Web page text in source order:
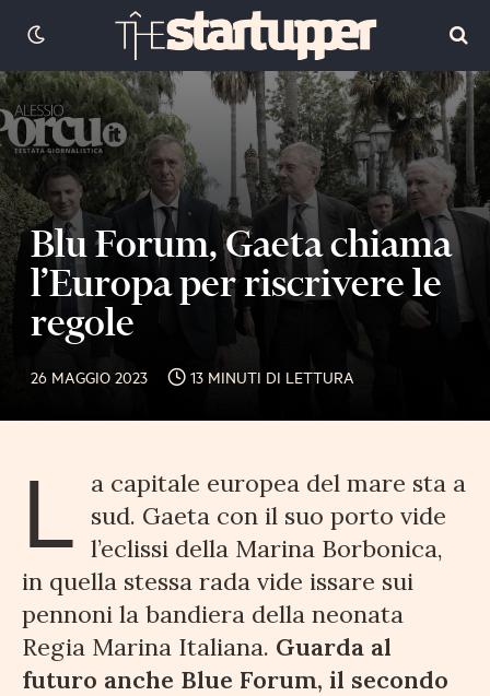
Blu Forum, Gaeta chiama
l’Europa per riscrivere le
regole
26 MAGGIO 2023 13 MINUTI DI LETTURA
L
a capitale europea del mare sta a
sud. Gaeta con il suo porto vide
l’eclissi della Marina Borbonica,
in quella stessa rada vide issare sui
pennoni la bandiera della neonata
Regia Marina Italiana. Guarda al
futuro anche Blue Forum, il secondo